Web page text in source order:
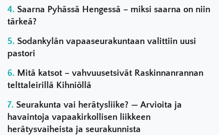
Saarna Pyhässä Hengessä – miksi saarna on niin
tärkeä?
Sodankylän vapaaseurakuntaan valittiin uusi
pastori
Mitä katsot – vahvuusetsivät Raskinnanrannan
telttaleirillä Kihniöllä
Seurakunta vai herätysliike? — Arvioita ja
havaintoja vapaakirkollisen liikkeen
herätysvaiheista ja seurakunnista